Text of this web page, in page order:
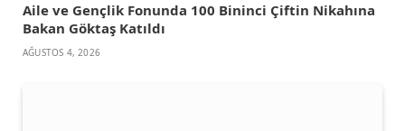
Aile ve Gençlik Fonunda 100 Bininci Çiftin Nikahına
Bakan Göktaş Katıldı
AĞUSTOS 4, 2026